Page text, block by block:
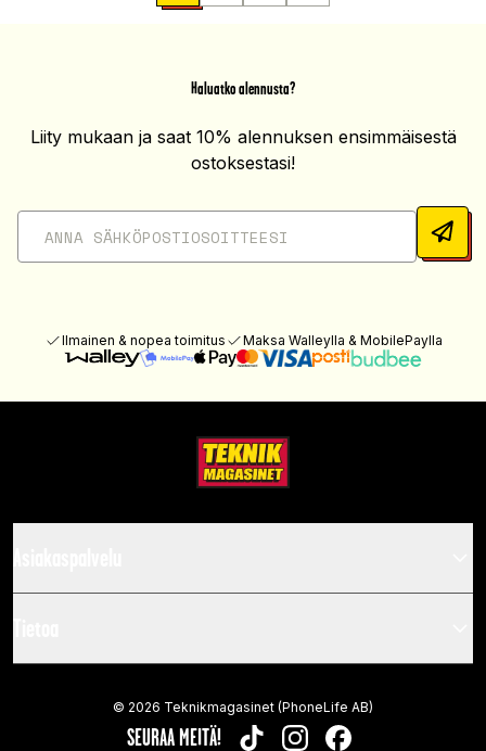
Haluatko alennusta?
Liity mukaan ja saat 10% alennuksen ensimmäisestä
ostoksestasi!
Ilmainen & nopea toimitus Maksa Walleylla & MobilePaylla
SEURAA MEITÄ!
© 2026 Teknikmagasinet (PhoneLife AB)